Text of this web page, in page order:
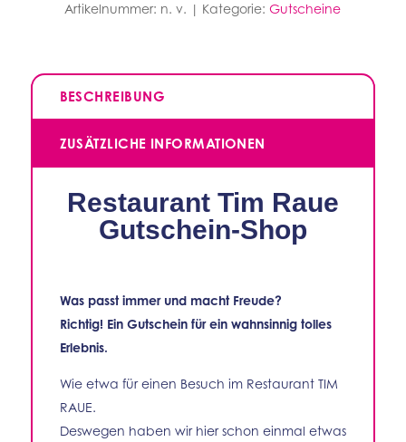
Artikelnummer: n. v. Kategorie:Gutscheine
BESCHREIBUNG
ZUSÄTZLICHE INFORMATIONEN
Restaurant Tim Raue
Gutschein-Shop
Was passt immer und macht Freude?
Richtig! Ein Gutschein für ein wahnsinnig tolles
Erlebnis.
Wie etwa für einen Besuch im Restaurant TIM
RAUE.
Deswegen haben wir hier schon einmal etwas